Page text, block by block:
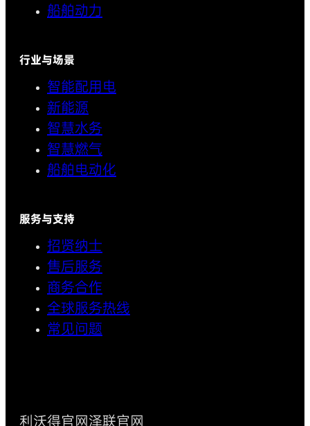
船舶动力
行业与场景
智能配用电
新能源
智慧水务
智慧燃气
船舶电动化
服务与支持
招贤纳士
售后服务
商务合作
全球服务热线
常见问题
利沃得官网泽联官网